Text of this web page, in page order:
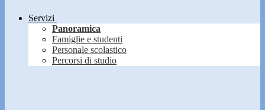
Servizi
Panoramica
Famiglie e studenti
Personale scolastico
Percorsi di studio